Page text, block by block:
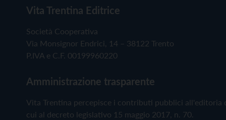
Vita Trentina Editrice
Società Cooperativa
Via Monsignor Endrici, 14 – 38122 Trento
P.IVA e C.F. 00199960220
Amministrazione trasparente
Vita Trentina percepisce i contributi pubblici all'editoria
cui al decreto legislativo 15 maggio 2017, n. 70.